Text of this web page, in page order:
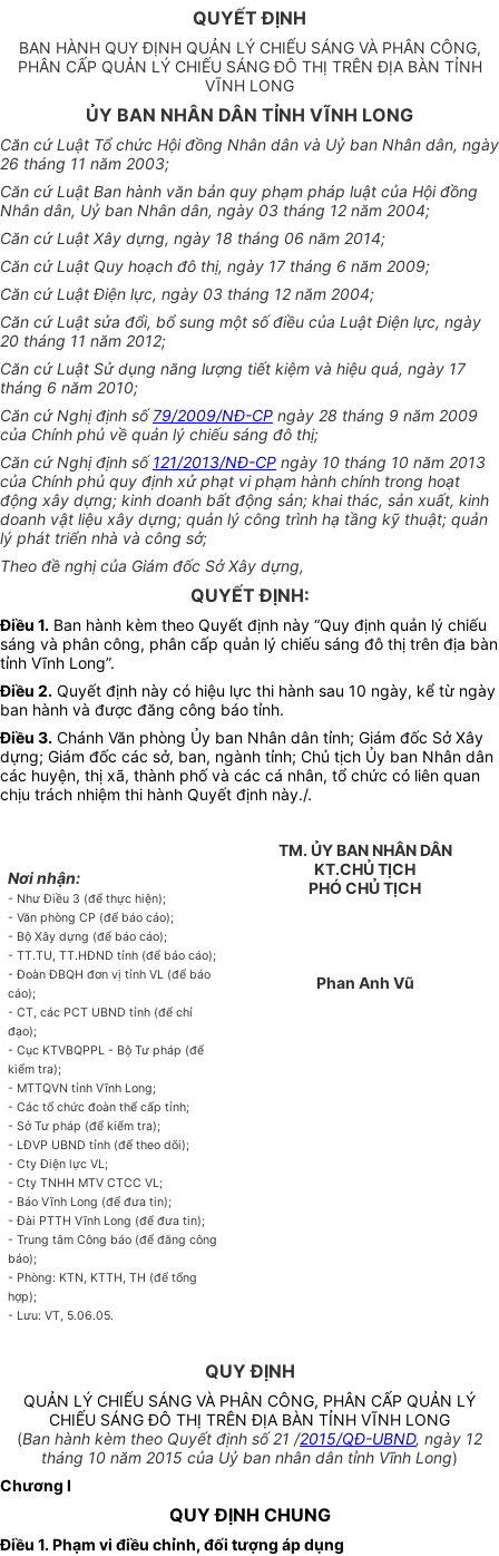
QUYẾT ĐỊNH
BAN HÀNH QUY ĐỊNH QUẢN LÝ CHIẾU SÁNG VÀ PHÂN CÔNG,
PHÂN CẤP QUẢN LÝ CHIẾU SÁNG ĐÔ THỊ TRÊN ĐỊA BÀN TỈNH
VĨNH LONG
ỦY BAN NHÂN DÂN TỈNH VĨNH LONG
Căn cứ Luật Tổ chức Hội đồng Nhân dân và Uỷ ban Nhân dân, ngày
26 tháng 11 năm 2003;
Căn cứ Luật Ban hành văn bản quy phạm pháp luật của Hội đồng
Nhân dân, Uỷ ban Nhân dân, ngày 03 tháng 12 năm 2004;
Căn cứ Luật Xây dựng, ngày 18 tháng 06 năm 2014;
Căn cứ Luật Quy hoạch đô thị, ngày 17 tháng 6 năm 2009;
Căn cứ Luật Điện lực, ngày 03 tháng 12 năm 2004;
Căn cứ Luật sửa đổi, bổ sung một số điều của Luật Điện lực, ngày
20 tháng 11 năm 2012;
Căn cứ Luật Sử dụng năng lượng tiết kiệm và hiệu quả, ngày 17
tháng 6 năm 2010;
Căn cứ Nghị định số79/2009/NĐ-CP ngày 28 tháng 9 năm 2009
của Chính phủ về quản lý chiếu sáng đô thị;
Căn cứ Nghị định số121/2013/NĐ-CP ngày 10 tháng 10 năm 2013
của Chính phủ quy định xử phạt vi phạm hành chính trong hoạt
động xây dựng; kinh doanh bất động sản; khai thác, sản xuất, kinh
doanh vật liệu xây dựng; quản lý công trình hạ tầng kỹ thuật; quản
lý phát triển nhà và công sở;
Theo đề nghị của Giám đốc Sở Xây dựng,
QUYẾT ĐỊNH:
Điều 1. Ban hành kèm theo Quyết định này “Quy định quản lý chiếu
sáng và phân công, phân cấp quản lý chiếu sáng đô thị trên địa bàn
tỉnh Vĩnh Long”.
Điều 2. Quyết định này có hiệu lực thi hành sau 10 ngày, kể từ ngày
ban hành và được đăng công báo tỉnh.
Điều 3. Chánh Văn phòng Ủy ban Nhân dân tỉnh; Giám đốc Sở Xây
dựng; Giám đốc các sở, ban, ngành tỉnh; Chủ tịch Ủy ban Nhân dân
các huyện, thị xã, thành phố và các cá nhân, tổ chức có liên quan
chịu trách nhiệm thi hành Quyết định này./.
Nơi nhận:
- Như Điều 3 (để thực hiện);
- Văn phòng CP (để báo cáo);
- Bộ Xây dựng (để báo cáo);
- TT.TU, TT.HĐND tỉnh (để báo cáo);
- Đoàn ĐBQH đơn vị tỉnh VL (để báo
cáo);
- CT, các PCT UBND tỉnh (để chỉ
đạo);
- Cục KTVBQPPL - Bộ Tư pháp (để
kiểm tra);
- MTTQVN tỉnh Vĩnh Long;
- Các tổ chức đoàn thể cấp tỉnh;
- Sở Tư pháp (để kiểm tra);
- LĐVP UBND tỉnh (để theo dõi);
- Cty Điện lực VL;
- Cty TNHH MTV CTCC VL;
- Báo Vĩnh Long (để đưa tin);
- Đài PTTH Vĩnh Long (để đưa tin);
- Trung tâm Công báo (để đăng công
báo);
- Phòng: KTN, KTTH, TH (để tổng
hợp);
- Lưu: VT, 5.06.05.
TM. ỦY BAN NHÂN DÂN
KT.CHỦ TỊCH
PHÓ CHỦ TỊCH
Phan Anh Vũ
QUY ĐỊNH
QUẢN LÝ CHIẾU SÁNG VÀ PHÂN CÔNG, PHÂN CẤP QUẢN LÝ
CHIẾU SÁNG ĐÔ THỊ TRÊN ĐỊA BÀN TỈNH VĨNH LONG
(Ban hành kèm theo Quyết định số 21 /2015/QĐ-UBND, ngày 12
tháng 10 năm 2015 của Uỷ ban nhân dân tỉnh Vĩnh Long)
Chương I
QUY ĐỊNH CHUNG
Điều 1. Phạm vi điều chỉnh, đối tượng áp dụng